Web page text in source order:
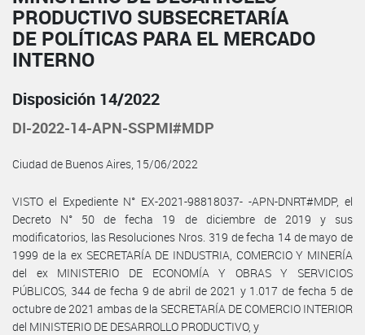
PRODUCTIVO SUBSECRETARÍA
DE POLÍTICAS PARA EL MERCADO
INTERNO
Disposición 14/2022
DI-2022-14-APN-SSPMI#MDP
Ciudad de Buenos Aires, 15/06/2022
VISTO el Expediente N° EX-2021-98818037- -APN-DNRT#MDP, el
Decreto N° 50 de fecha 19 de diciembre de 2019 y sus
modificatorios, las Resoluciones Nros. 319 de fecha 14 de mayo de
1999 de la ex SECRETARÍA DE INDUSTRIA, COMERCIO Y MINERÍA
del ex MINISTERIO DE ECONOMÍA Y OBRAS Y SERVICIOS
PÚBLICOS, 344 de fecha 9 de abril de 2021 y 1.017 de fecha 5 de
octubre de 2021 ambas de la SECRETARÍA DE COMERCIO INTERIOR
del MINISTERIO DE DESARROLLO PRODUCTIVO, y